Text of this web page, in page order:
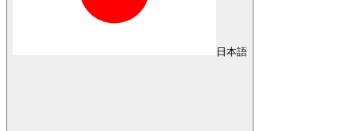
日本語